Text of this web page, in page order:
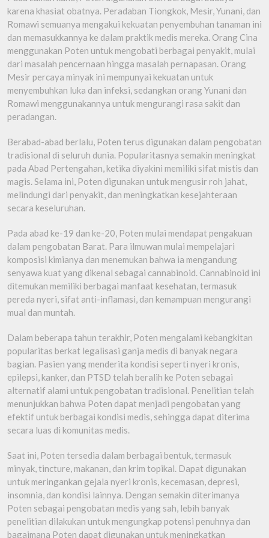
karena khasiat obatnya. Peradaban Tiongkok, Mesir, Yunani, dan
Romawi semuanya mengakui kekuatan penyembuhan tanaman ini
dan memasukkannya ke dalam praktik medis mereka. Orang Cina
menggunakan Poten untuk mengobati berbagai penyakit, mulai
dari masalah pencernaan hingga masalah pernapasan. Orang
Mesir percaya minyak ini mempunyai kekuatan untuk
menyembuhkan luka dan infeksi, sedangkan orang Yunani dan
Romawi menggunakannya untuk mengurangi rasa sakit dan
peradangan.
Berabad-abad berlalu, Poten terus digunakan dalam pengobatan
tradisional di seluruh dunia. Popularitasnya semakin meningkat
pada Abad Pertengahan, ketika diyakini memiliki sifat mistis dan
magis. Selama ini, Poten digunakan untuk mengusir roh jahat,
melindungi dari penyakit, dan meningkatkan kesejahteraan
secara keseluruhan.
Pada abad ke-19 dan ke-20, Poten mulai mendapat pengakuan
dalam pengobatan Barat. Para ilmuwan mulai mempelajari
komposisi kimianya dan menemukan bahwa ia mengandung
senyawa kuat yang dikenal sebagai cannabinoid. Cannabinoid ini
ditemukan memiliki berbagai manfaat kesehatan, termasuk
pereda nyeri, sifat anti-inflamasi, dan kemampuan mengurangi
mual dan muntah.
Dalam beberapa tahun terakhir, Poten mengalami kebangkitan
popularitas berkat legalisasi ganja medis di banyak negara
bagian. Pasien yang menderita kondisi seperti nyeri kronis,
epilepsi, kanker, dan PTSD telah beralih ke Poten sebagai
alternatif alami untuk pengobatan tradisional. Penelitian telah
menunjukkan bahwa Poten dapat menjadi pengobatan yang
efektif untuk berbagai kondisi medis, sehingga dapat diterima
secara luas di komunitas medis.
Saat ini, Poten tersedia dalam berbagai bentuk, termasuk
minyak, tincture, makanan, dan krim topikal. Dapat digunakan
untuk meringankan gejala nyeri kronis, kecemasan, depresi,
insomnia, dan kondisi lainnya. Dengan semakin diterimanya
Poten sebagai pengobatan medis yang sah, lebih banyak
penelitian dilakukan untuk mengungkap potensi penuhnya dan
bagaimana Poten dapat digunakan untuk meningkatkan